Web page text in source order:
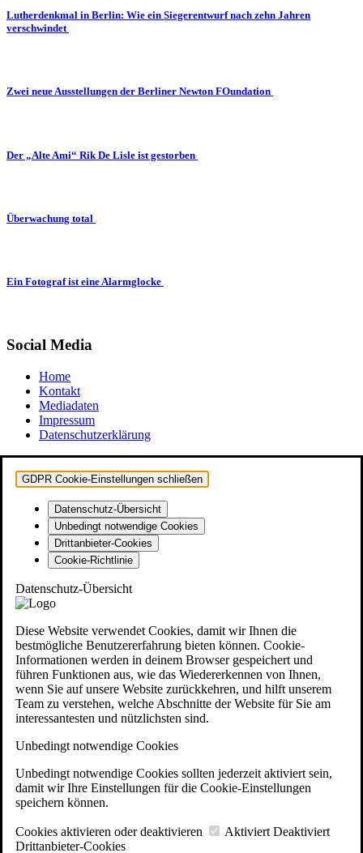
Lutherdenkmal in Berlin: Wie ein Siegerentwurf nach zehn Jahren
verschwindet
Zwei neue Ausstellungen der Berliner Newton FOundation
Der „Alte Ami“ Rik De Lisle ist gestorben
Überwachung total
Ein Fotograf ist eine Alarmglocke
Social Media
Home
Kontakt
Mediadaten
Impressum
Datenschutzerklärung
GDPR Cookie-Einstellungen schließen
Datenschutz-Übersicht
Unbedingt notwendige Cookies
Drittanbieter-Cookies
Cookie-Richtlinie
Datenschutz-Übersicht
Diese Website verwendet Cookies, damit wir Ihnen die
bestmögliche Benutzererfahrung bieten können. Cookie-
Informationen werden in deinem Browser gespeichert und
führen Funktionen aus, wie das Wiedererkennen von Ihnen,
wenn Sie auf unsere Website zurückkehren, und hilft unserem
Team zu verstehen, welche Abschnitte der Website für Sie am
interessantesten und nützlichsten sind.
Unbedingt notwendige Cookies
Unbedingt notwendige Cookies sollten jederzeit aktiviert sein,
damit wir Ihre Einstellungen für die Cookie-Einstellungen
speichern können.
Cookies aktivieren oder deaktivieren Aktiviert Deaktiviert
Drittanbieter-Cookies